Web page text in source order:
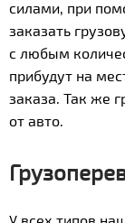
силами, при
заказать
с любым
прибудут на
заказа. Так же
от авто.